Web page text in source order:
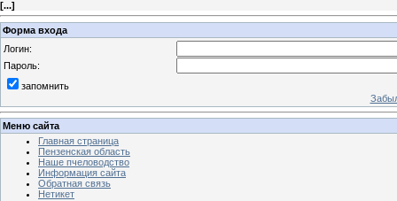
[...]
Форма входа
Логин:
Пароль:
запомнить
Меню сайта
Главная страница
Пензенская область
Наше пчеловодство
Информация сайта
Обратная связь
Нетикет